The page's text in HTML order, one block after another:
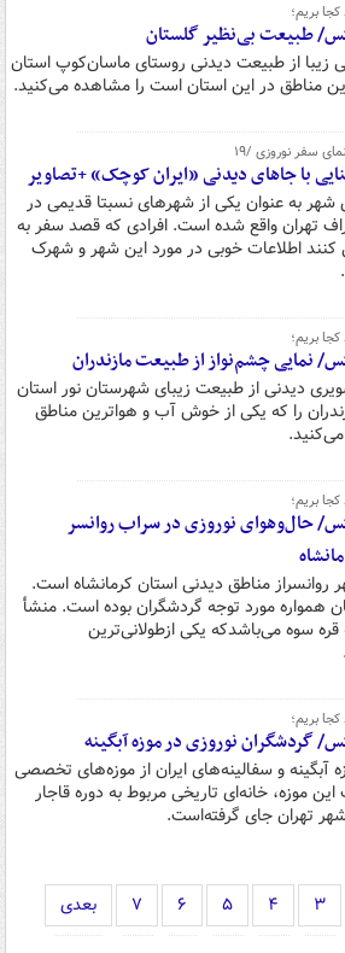
بریم؛
طبیعت بی‌نظیر گلستان
زیبا از طبیعت دیدنی روستای ماسان‌کوپ استان
مناطق در این استان است را مشاهده می‌کنید.
سفر نوروزی /۱۹
با جاهای دیدنی «ایران کوچک» +تصاویر
شهر به عنوان یکی از شهرهای نسبتا قدیمی در
تهران واقع شده است. افرادی که قصد سفر به
کنند اطلاعات خوبی در مورد این شهر و شهرک
بریم؛
نمایی چشم‌نواز از طبیعت مازندران
دیدنی از طبیعت زیبای شهرستان نور استان
را که یکی از خوش آب و هواترین مناطق
بریم؛
حال‌وهوای نوروزی در سراب روانسر
روانسراز مناطق دیدنی استان کرمانشاه است.
همواره مورد توجه گردشگران بوده است. منشأ
سوه می‌باشدکه یکی ازطولانی‌ترین
بریم؛
گردشگران نوروزی در موزه آبگینه
آبگینه و سفالینه‌های ایران از موزه‌های تخصصی
موزه، خانه‌ای تاریخی مربوط به دوره قاجار
تهران جای گرفته‌است.
۳ ۴ ۵ ۶ ۷ بعدی